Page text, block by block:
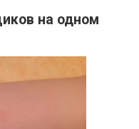
на одном